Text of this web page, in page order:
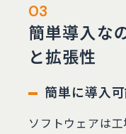
03
簡単導入な
と拡張性
簡単に導入
ソフトウェアは